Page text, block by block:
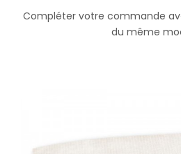
Compléter votre commande
du même